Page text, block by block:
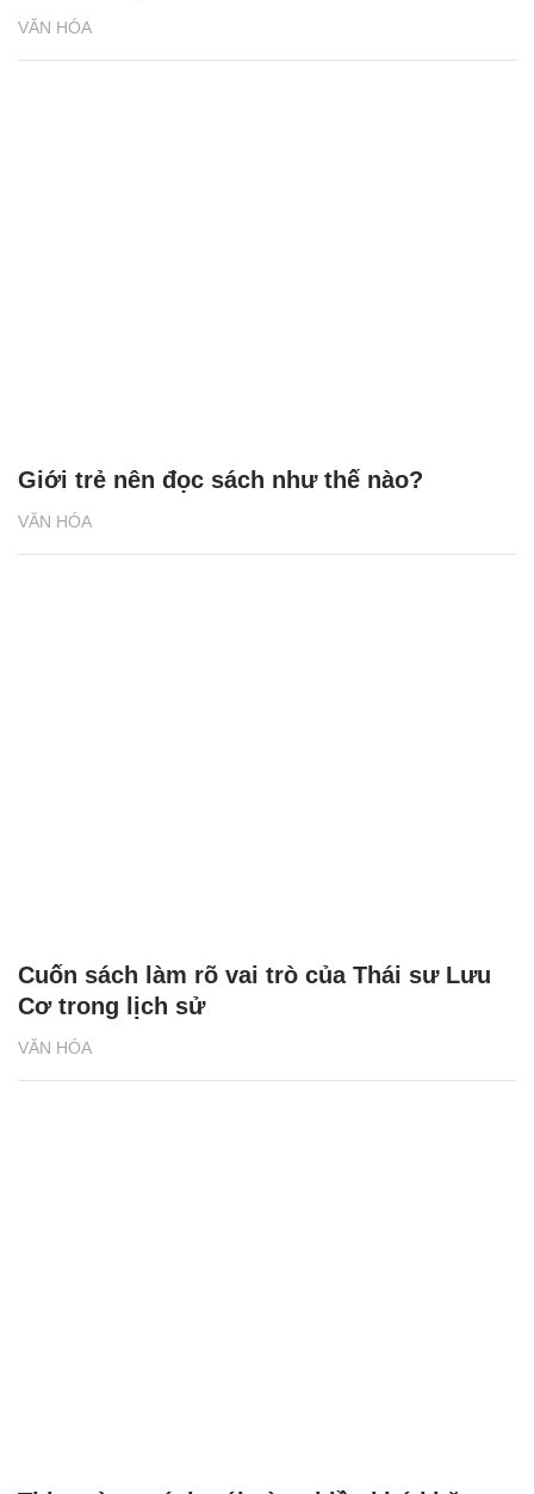
VĂN HÓA
VĂN HÓA
Giới trẻ nên đọc sách như thế nào?
VĂN HÓA
Cuốn sách làm rõ vai trò của Thái sư Lưu
Cơ trong lịch sử